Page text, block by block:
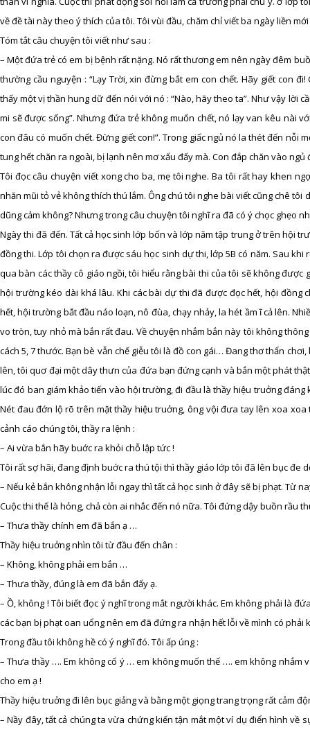
về đề tài này theo ý thích của tôi. Tôi vùi đầu, chăm chỉ viết ba ngày liền
Tóm tắt câu chuyện tôi viết như sau :
– Một đứa trẻ có em bị bệnh rất nặng. Nó rất thương em nên ngày đêm
thường cầu nguyện : “Lạy Trời, xin đừng bắt em con chết. Hãy giết con
thấy một vị thần hung dữ đến nói với nó : “Nào, hãy theo ta”. Như vậy lời
mi sẽ được sống”. Nhưng đứa trẻ không muốn chết, nó lạy van kêu nài
con đâu có muốn chết. Đừng giết con!”. Trong giấc ngủ nó la thét đến nỗi
tung hết chăn ra ngoài, bị lạnh nên mơ xấu đấy mà. Con đắp chăn vào ngủ
Tôi đọc câu chuyện viết xong cho ba, mẹ tôi nghe. Ba tôi rất hay khen
nhăn mũi tỏ vẻ không thích thú lắm. Ông chú tôi nghe bài viết cũng chê
dũng cảm không? Nhưng trong câu chuyện tôi nghĩ ra đã có ý chọc ghẹo
Ngày thi đã đến. Tất cả học sinh lớp bốn và lớp năm tập trung ở trên hội
đồng thi. Lớp tôi chọn ra được sáu học sinh dự thi, lớp 5B có năm. Sau
qua bàn các thầy cô giáo ngồi, tôi hiểu rằng bài thi của tôi sẽ không
hội trường kéo dài khá lâu. Khi các bài dự thi đã được đọc hết, hội đồng
hết, hội trường bắt đầu náo loạn, nô đùa, chạy nhảy, la hét ầm ĩ cả lên.
vo tròn, tuy nhỏ mà bắn rất đau. Về chuyện nhắm bắn này tôi không
cách 5, 7 thước. Bạn bè vẫn chế giễu tôi là đồ con gái… Đang thơ thẩn
lên, tôi quơ đại một dây thưn của đứa bạn đứng cạnh và bắn một phát
lúc đó ban giám khảo tiến vào hội trường, đi đầu là thầy hiệu truởng
Nét đau đớn lộ rõ trên mặt thầy hiệu truởng, ông vội đưa tay lên xoa
cảnh cáo chúng tôi, thầy ra lệnh :
– Ai vừa bắn hãy buớc ra khỏi chỗ lập tức !
Tôi rất sợ hãi, đang định buớc ra thú tội thì thầy giáo lớp tôi đã lên bục đe
– Nếu kẻ bắn không nhận lỗi ngay thì tất cả học sinh ở đây sẽ bị phạt. Từ
Cuộc thi thế là hỏng, chả còn ai nhắc đến nó nữa. Tôi đứng dậy buồn rầu
– Thưa thầy chính em đã bắn ạ …
Thầy hiệu truởng nhìn tôi từ đầu đến chân :
– Không, không phải em bắn …
– Thưa thầy, đúng là em đã bắn đấy ạ.
– Ồ, không ! Tôi biết đọc ý nghĩ trong mắt người khác. Em không phải là
các bạn bị phạt oan uổng nên em đã đứng ra nhận hết lỗi về mình có phải
Trong đầu tôi không hề có ý nghĩ đó. Tôi ấp úng :
– Thưa thầy …. Em không cố ý … em không muốn thế …. em không
cho em ạ !
Thầy hiệu truởng đi lên bục giảng và bằng một giọng trang trọng rất cảm
– Nầy đây, tất cả chúng ta vừa chứng kiến tận mắt một ví dụ điển hình